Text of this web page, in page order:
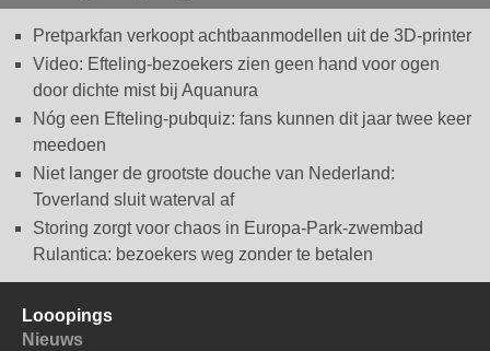
Pretparkfan verkoopt achtbaanmodellen uit de 3D-printer
Video: Efteling-bezoekers zien geen hand voor ogen
door dichte mist bij Aquanura
Nóg een Efteling-pubquiz: fans kunnen dit jaar twee keer
meedoen
Niet langer de grootste douche van Nederland:
Toverland sluit waterval af
Storing zorgt voor chaos in Europa-Park-zwembad
Rulantica: bezoekers weg zonder te betalen
Looopings
Nieuws